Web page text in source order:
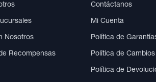
Nosotros
Recompensas
Contáctanos
Mi Cuenta
Política de
Política de Cambios
Política de